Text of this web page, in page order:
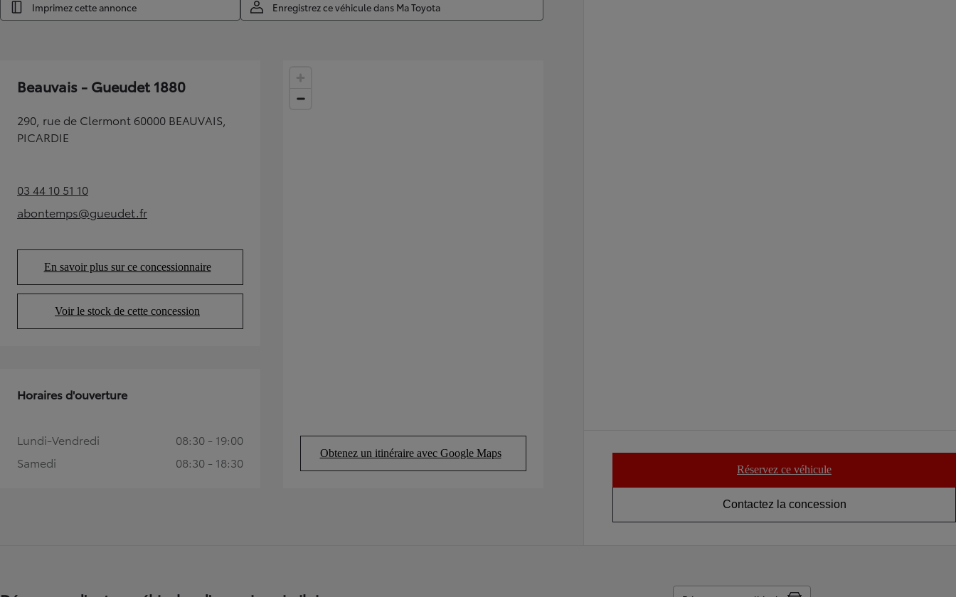
HYBRIDE OU HYBRIDE RECHARGEABLE
Réservez ce véhicule
Contactez la concession
Imprimez cette annonce Enregistrez ce véhicule dans Ma Toyota
Beauvais - Gueudet 1880
290, rue de Clermont 60000 BEAUVAIS,
PICARDIE
03 44 10 51 10(Opens in new tab)
abontemps@gueudet.fr
(Opens in new tab)
En savoir plus sur ce concessionnaire
(Opens in new tab)
Voir le stock de cette concession
(Opens in new tab)
Obtenez un itinéraire avec Google Maps
(Opens in new tab)
Horaires d'ouverture
Lundi-Vendredi
08:30 - 19:00
Samedi
08:30 - 18:30